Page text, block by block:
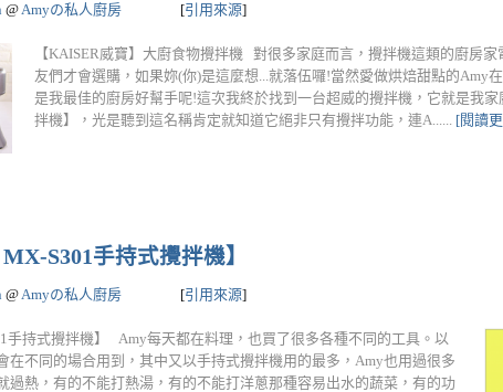
@Amyの私人廚房 [引用來源]
【KAISER威寶】大廚食物攪拌機 對很多家庭而言，攪拌機這類的廚房
友們才會選購，如果妳(你)是這麼想...就落伍囉!當然愛做烘焙甜點的Amy
是我最佳的廚房好幫手呢!這次我終於找到一台超威的攪拌機，它就是我
拌機】，光是聽到這名稱肯定就知道它絕非只有攪拌功能，連A...... [閱讀
S301手持式攪拌機】
@Amyの私人廚房 [引用來源]
手持式攪拌機】 Amy每天都在料理，也買了很多各種不同的工具。以
在不同的場合用到，其中又以手持式攪拌機用的最多，Amy也用過很多
過熱，有的不能打熱湯，有的不能打洋蔥那種容易出水的蔬菜，有的功